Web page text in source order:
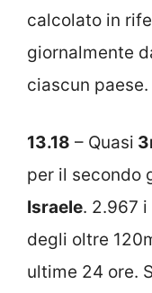
calcolato in
giornalmente
ciascun paese.
13.18 – Quasi
per il secondo
Israele. 2.967
degli oltre
ultime 24 ore.